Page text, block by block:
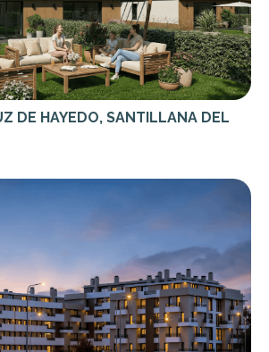
DE HAYEDO, SANTILLANA DEL